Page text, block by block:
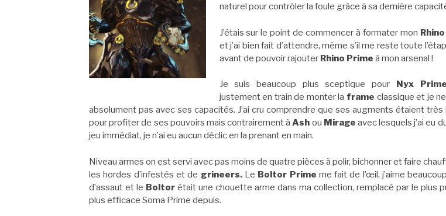
naturel pour contrôler la foule grâce à sa dernière
J’étais sur le point de commencer à formater mon Rhino
et j’ai bien fait d’attendre, même s’il me reste toute
avant de pouvoir rajouter Rhino Prime à mon arsenal !
Je suis beaucoup plus sceptique pour Nyx
justement en train de monter la frame classique et je
absolument pas avec ses capacités. J’ai cru comprendre que ses augments étaient
pour profiter de ses pouvoirs mais contrairement àAsh ou Mirage avec lesquels j’ai eu
jeu immédiat, je n’ai eu aucun déclic en la prenant en main.
Niveau armes on est servi avec pas moins de quatre pièces à polir, bichonner et faire
les hordes d’infestés et de grineers.Le Boltor Prime me fait de l’œil, j’aime
d’assaut et le Boltor était une chouette arme dans ma collection, remplacé par le plus
plus efficace Soma Prime depuis.